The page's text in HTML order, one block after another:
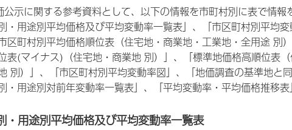
示に関する参考資料として、以下の情報を市町村別に表で情報
別・用途別平均価格及び平均変動率一覧表」、「市区町村別平均
区町村別平均価格順位表（住宅地・商業地・工業地・全用途 別
表(マイナス)（住宅地・商業地 別）」、「標準地価格高順位表
別）」、「市区町村別平均変動率図」、「地価調査の基準地と
・用途別対前年変動率一覧表」、「平均変動率・平均価格推移
・用途別平均価格及び平均変動率一覧表